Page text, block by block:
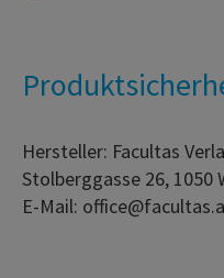
Hersteller: Facultas
Stolberggasse 26, 1050
E-Mail: